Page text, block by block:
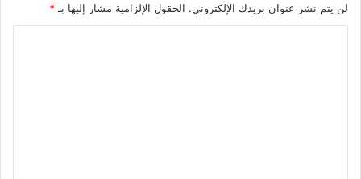
لن يتم نشر عنوان بريدك الإلكتروني. الحقول الإلزامية مشار إليها بـ *